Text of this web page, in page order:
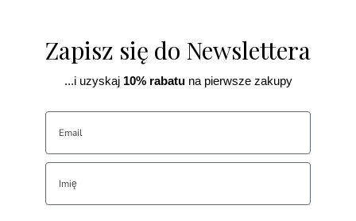
Zapisz się do Newslettera
...i uzyskaj10% rabatuna pierwsze zakupy